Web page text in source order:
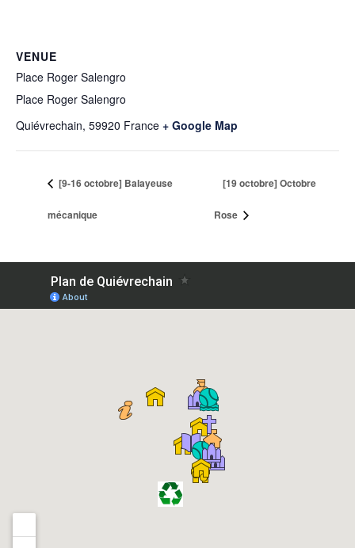
VENUE
Place Roger Salengro
Place Roger Salengro
Quiévrechain, 59920 France + Google Map
[9-16 octobre] Balayeuse
mécanique
[19 octobre] Octobre
Rose